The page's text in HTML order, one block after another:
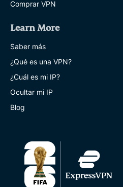
Comprar VPN
Learn More
Saber más
¿Qué es una VPN?
¿Cuál es mi IP?
Ocultar mi IP
Blog